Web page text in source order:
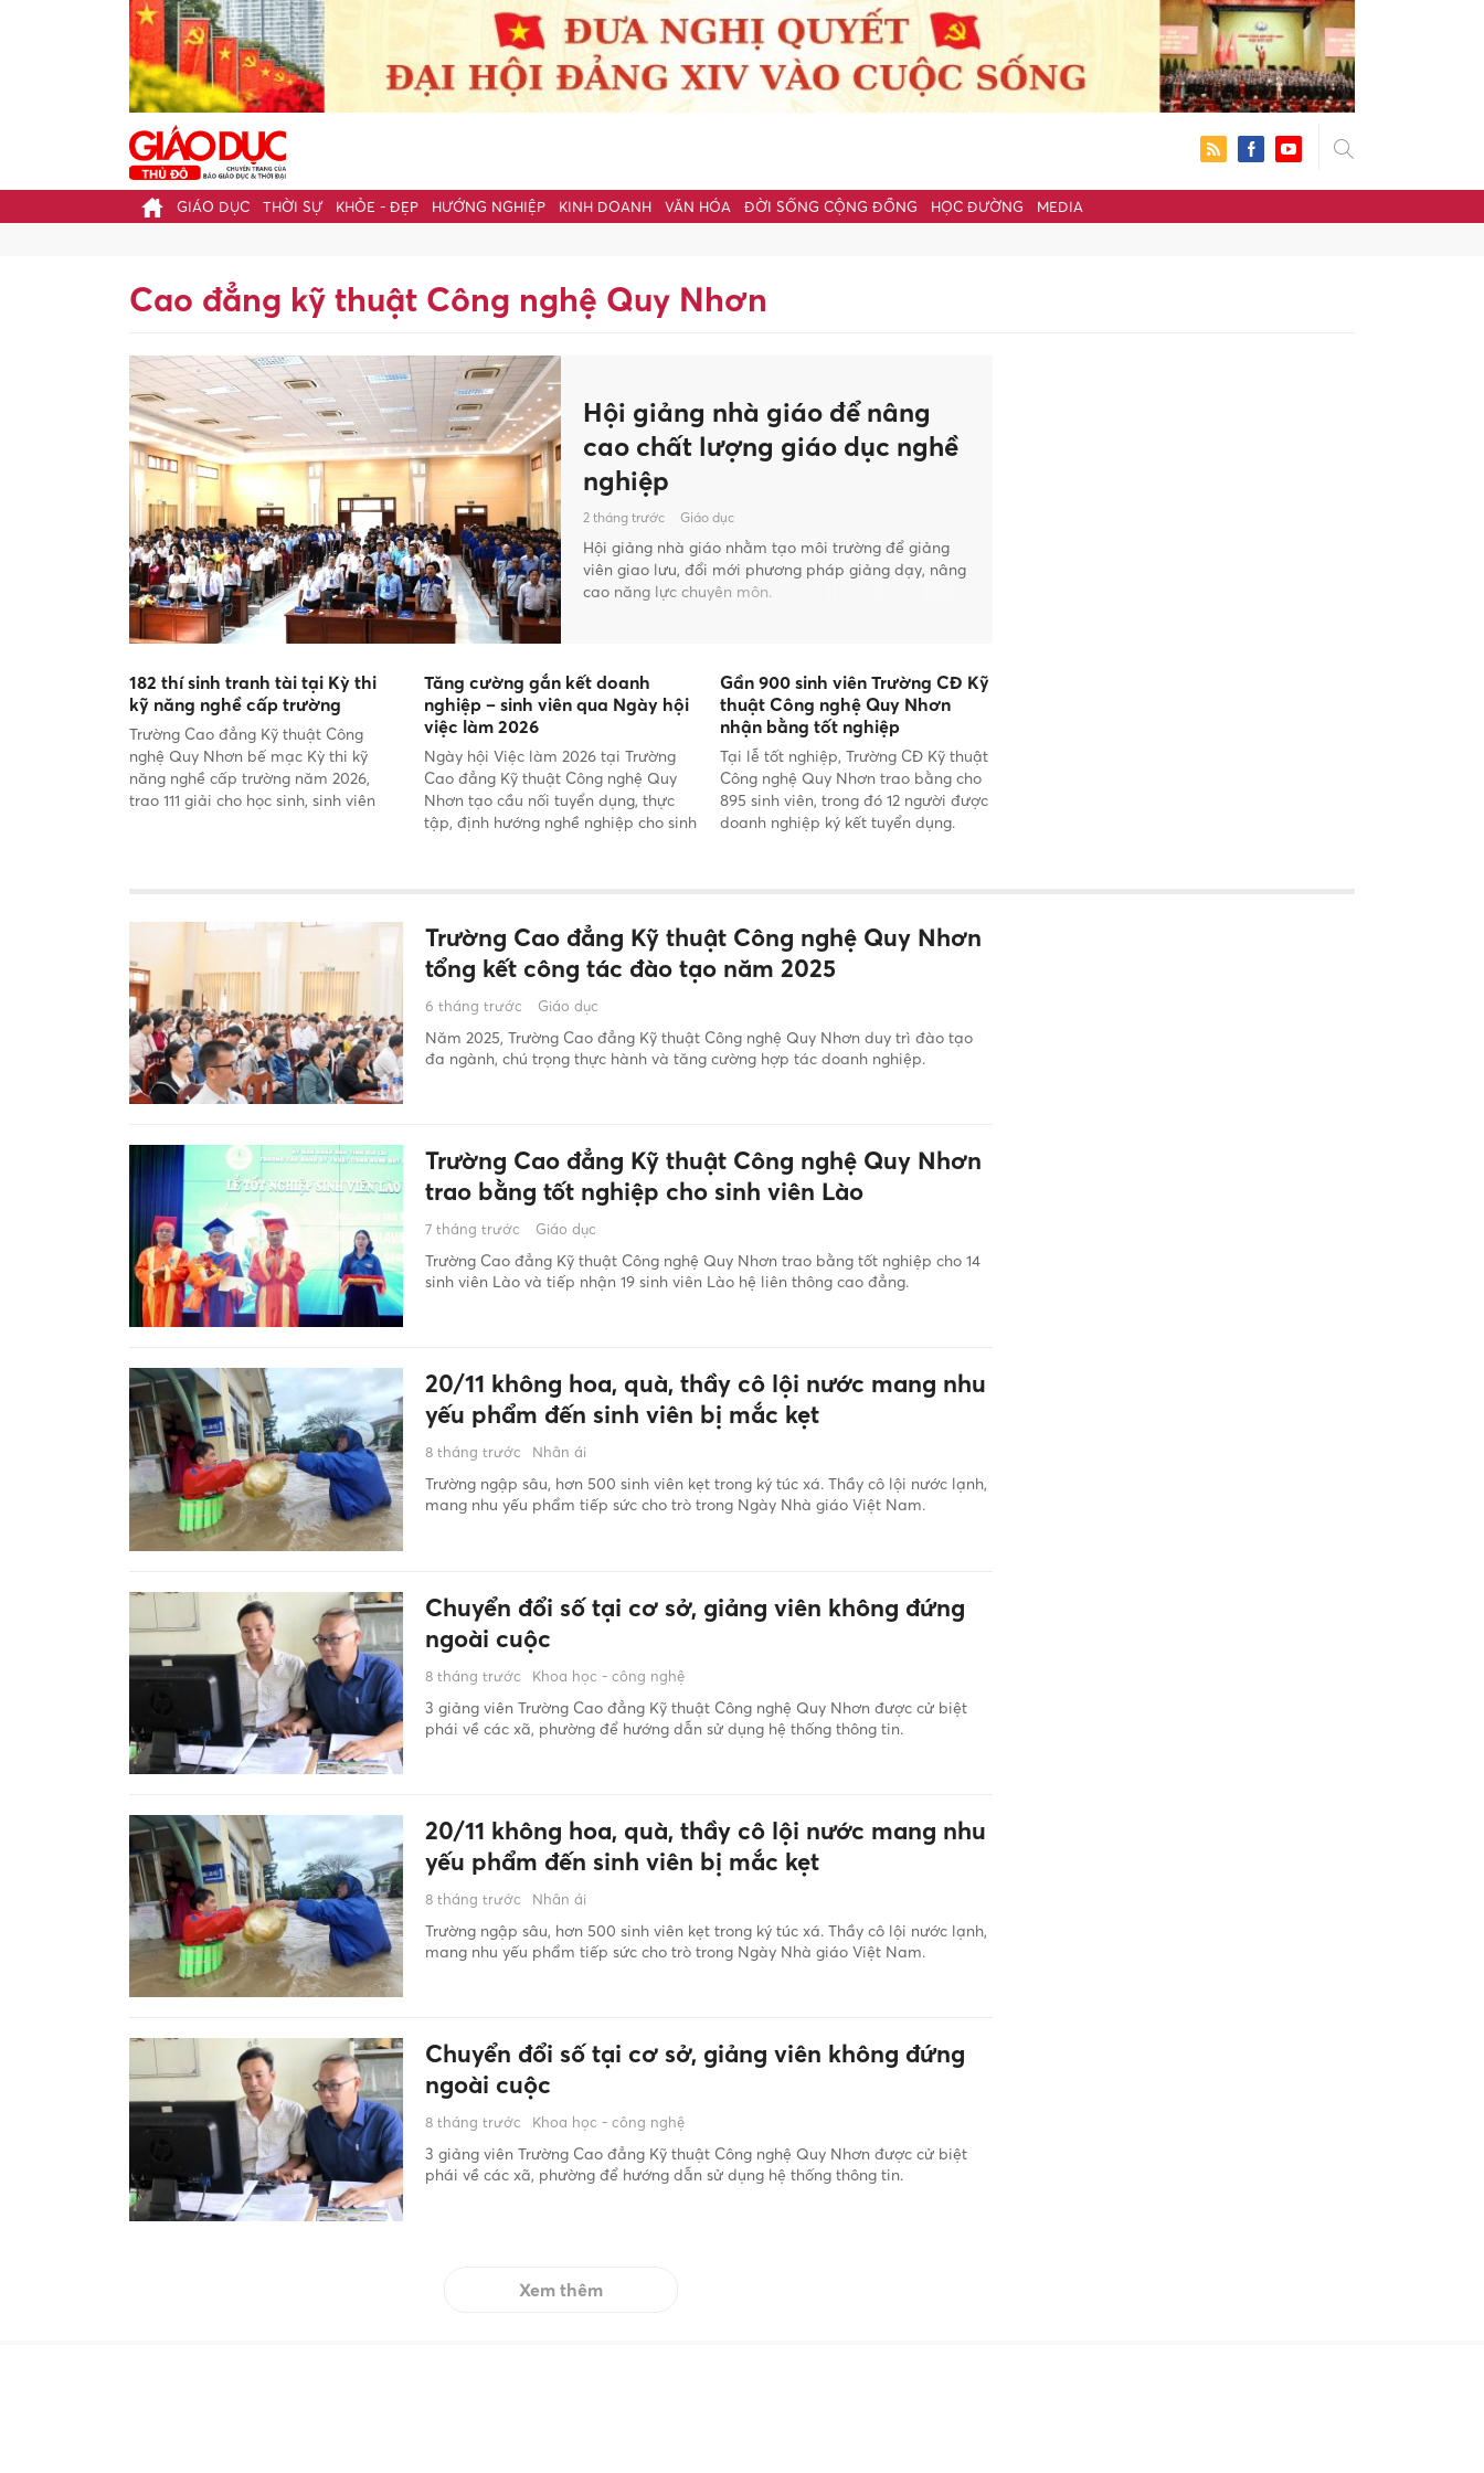
GIÁO DỤC THỜI SỰ KHỎE - ĐẸP HƯỚNG NGHIỆP KINH DOANH VĂN HÓA ĐỜI SỐNG CỘNG ĐỒNG HỌC ĐƯỜNG MEDIA
Cao đẳng kỹ thuật Công nghệ Quy Nhơn
Hội giảng nhà giáo để nâng
cao chất lượng giáo dục nghề
nghiệp
2 tháng trước Giáo dục
Hội giảng nhà giáo nhằm tạo môi trường để giảng
viên giao lưu, đổi mới phương pháp giảng dạy, nâng
cao năng lực chuyên môn.
182 thí sinh tranh tài tại Kỳ thi
kỹ năng nghề cấp trường
Trường Cao đẳng Kỹ thuật Công
nghệ Quy Nhơn bế mạc Kỳ thi kỹ
năng nghề cấp trường năm 2026,
trao 111 giải cho học sinh, sinh viên
Tăng cường gắn kết doanh
nghiệp – sinh viên qua Ngày hội
việc làm 2026
Ngày hội Việc làm 2026 tại Trường
Cao đẳng Kỹ thuật Công nghệ Quy
Nhơn tạo cầu nối tuyển dụng, thực
tập, định hướng nghề nghiệp cho sinh
Gần 900 sinh viên Trường CĐ Kỹ
thuật Công nghệ Quy Nhơn
nhận bằng tốt nghiệp
Tại lễ tốt nghiệp, Trường CĐ Kỹ thuật
Công nghệ Quy Nhơn trao bằng cho
895 sinh viên, trong đó 12 người được
doanh nghiệp ký kết tuyển dụng.
Trường Cao đẳng Kỹ thuật Công nghệ Quy Nhơn
tổng kết công tác đào tạo năm 2025
6 tháng trước Giáo dục
Năm 2025, Trường Cao đẳng Kỹ thuật Công nghệ Quy Nhơn duy trì đào tạo
đa ngành, chú trọng thực hành và tăng cường hợp tác doanh nghiệp.
Trường Cao đẳng Kỹ thuật Công nghệ Quy Nhơn
trao bằng tốt nghiệp cho sinh viên Lào
7 tháng trước Giáo dục
Trường Cao đẳng Kỹ thuật Công nghệ Quy Nhơn trao bằng tốt nghiệp cho 14
sinh viên Lào và tiếp nhận 19 sinh viên Lào hệ liên thông cao đẳng.
20/11 không hoa, quà, thầy cô lội nước mang nhu
yếu phẩm đến sinh viên bị mắc kẹt
8 tháng trước Nhân ái
Trường ngập sâu, hơn 500 sinh viên kẹt trong ký túc xá. Thầy cô lội nước lạnh,
mang nhu yếu phẩm tiếp sức cho trò trong Ngày Nhà giáo Việt Nam.
Chuyển đổi số tại cơ sở, giảng viên không đứng
ngoài cuộc
8 tháng trước Khoa học - công nghệ
3 giảng viên Trường Cao đẳng Kỹ thuật Công nghệ Quy Nhơn được cử biệt
phái về các xã, phường để hướng dẫn sử dụng hệ thống thông tin.
20/11 không hoa, quà, thầy cô lội nước mang nhu
yếu phẩm đến sinh viên bị mắc kẹt
8 tháng trước Nhân ái
Trường ngập sâu, hơn 500 sinh viên kẹt trong ký túc xá. Thầy cô lội nước lạnh,
mang nhu yếu phẩm tiếp sức cho trò trong Ngày Nhà giáo Việt Nam.
Chuyển đổi số tại cơ sở, giảng viên không đứng
ngoài cuộc
8 tháng trước Khoa học - công nghệ
3 giảng viên Trường Cao đẳng Kỹ thuật Công nghệ Quy Nhơn được cử biệt
phái về các xã, phường để hướng dẫn sử dụng hệ thống thông tin.
Xem thêm